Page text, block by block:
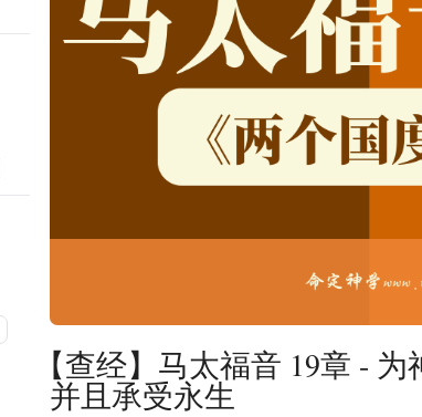
【查经】马太福音 19章 -
并且承受永生